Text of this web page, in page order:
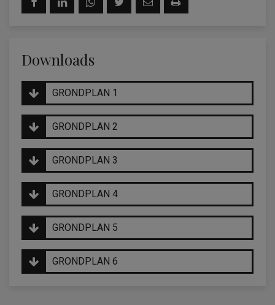
Downloads
GRONDPLAN 1
GRONDPLAN 2
GRONDPLAN 3
GRONDPLAN 4
GRONDPLAN 5
GRONDPLAN 6